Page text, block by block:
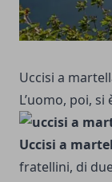
Uccisi a
L’uomo, poi,
Uccisi a
fratellini, di